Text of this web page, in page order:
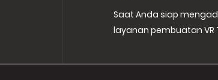
Saat Anda siap
layanan pembuatan VR